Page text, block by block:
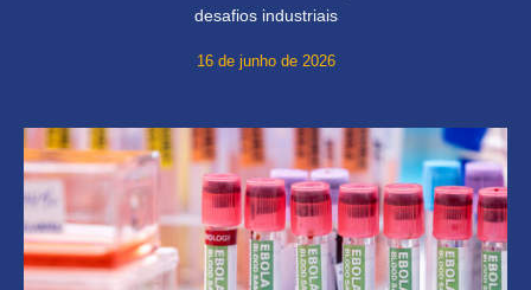
desafios industriais
16 de junho de 2026